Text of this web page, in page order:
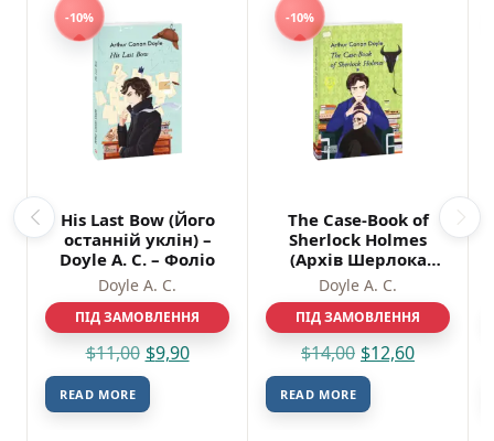
-10%
His Last Bow (Його
останній уклін) –
Doyle A. C. – Фоліо
Doyle A. C.
ПІД ЗАМОВЛЕННЯ
$11,00 $9,90
READ MORE
-10%
The Case-Book of
Sherlock Holmes
(Архів Шерлока
Голмса) – Doyle A. C.
– Фоліо
Doyle A. C.
ПІД ЗАМОВЛЕННЯ
$14,00 $12,60
READ MORE